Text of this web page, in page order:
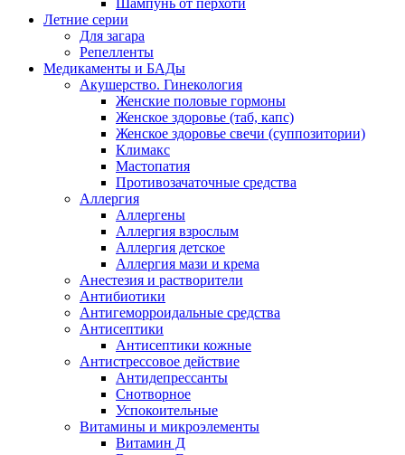
Шампунь от перхоти
Летние серии
Для загара
Репелленты
Медикаменты и БАДы
Акушерство. Гинекология
Женские половые гормоны
Женское здоровье (таб, капс)
Женское здоровье свечи (суппозитории)
Климакс
Мастопатия
Противозачаточные средства
Аллергия
Аллергены
Аллергия взрослым
Аллергия детское
Аллергия мази и крема
Анестезия и растворители
Антибиотики
Антигеморроидальные средства
Антисептики
Антисептики кожные
Антистрессовое действие
Антидепрессанты
Снотворное
Успокоительные
Витамины и микроэлементы
Витамин Д